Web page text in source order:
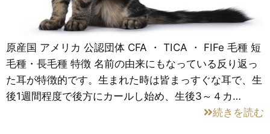
原産国 アメリカ 公認団体 CFA ・ TICA ・ FIFe 毛種 短
毛種・長毛種 特徴 名前の由来にもなっている反り返っ
た耳が特徴的です。生まれた時は皆まっすぐな耳で、生
後1週間程度で後方にカールし始め、生後3～４カ…
続きを読む